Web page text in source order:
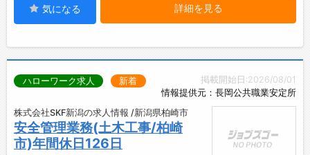
気になる 詳細を見る
掲載開始日:2026/08/01
情報提供元：長岡公共職業安定所
ハローワーク求人 新着
株式会社SKF新潟の求人情報 /新潟県柏崎市
安全管理業務(土木工事/柏崎
市)年間休日126日